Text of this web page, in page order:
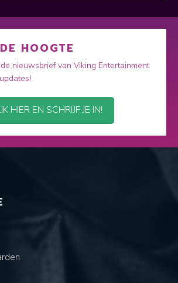
HOOGTE
nieuwsbrief van Viking Entertainment
HIER EN SCHRIJF JE IN!